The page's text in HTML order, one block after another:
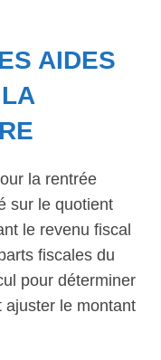
AIDES
la rentrée
sur le quotient
le revenu fiscal
fiscales du
pour déterminer
ajuster le montant